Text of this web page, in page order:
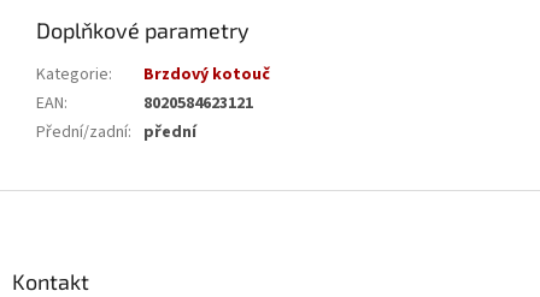
Doplňkové parametry
Kategorie:
Brzdový kotouč
EAN:
8020584623121
Přední/zadní: přední
Kontakt